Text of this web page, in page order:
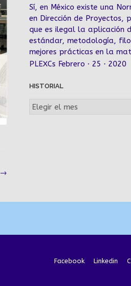
→
Sí, en México existe una
en Dirección de Proyectos,
que es ilegal la aplicación
estándar, metodología,
mejores prácticas en la
PLEXCs Febrero · 25 · 2020
HISTORIAL
Historial
Facebook Linkedin